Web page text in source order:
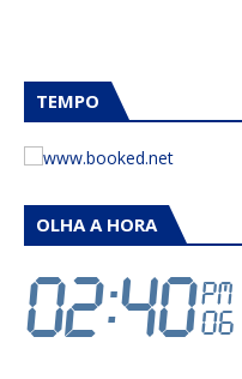
TEMPO
OLHA A HORA